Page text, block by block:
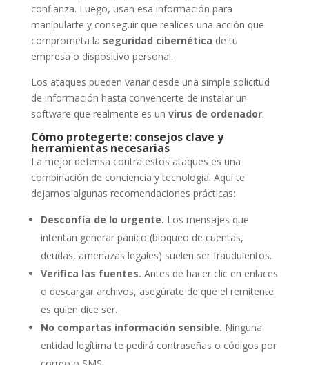
confianza. Luego, usan esa información para
manipularte y conseguir que realices una acción que
comprometa la seguridad cibernética de tu
empresa o dispositivo personal.
Los ataques pueden variar desde una simple solicitud
de información hasta convencerte de instalar un
software que realmente es un virus de ordenador.
Cómo protegerte: consejos clave y
herramientas necesarias
La mejor defensa contra estos ataques es una
combinación de conciencia y tecnología. Aquí te
dejamos algunas recomendaciones prácticas:
Desconfía de lo urgente. Los mensajes que
intentan generar pánico (bloqueo de cuentas,
deudas, amenazas legales) suelen ser fraudulentos.
Verifica las fuentes. Antes de hacer clic en enlaces
o descargar archivos, asegúrate de que el remitente
es quien dice ser.
No compartas información sensible. Ninguna
entidad legítima te pedirá contraseñas o códigos por